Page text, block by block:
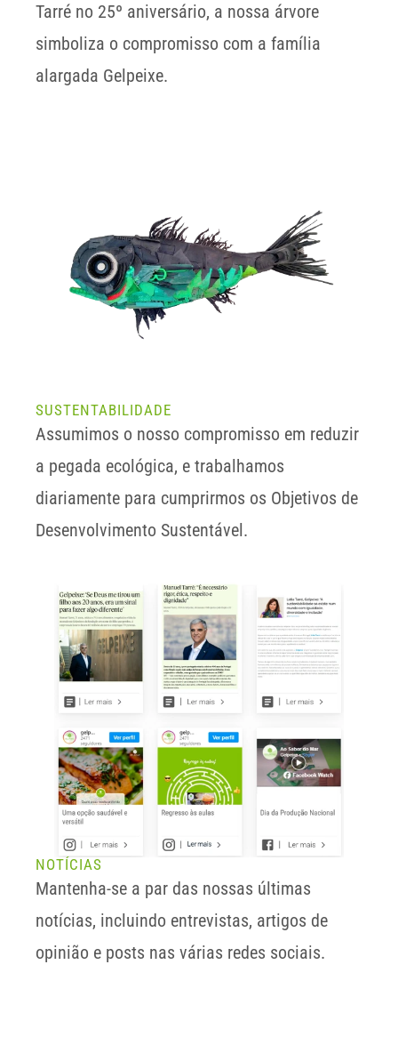
Tarré no 25º aniversário, a nossa árvore
simboliza o compromisso com a família
alargada Gelpeixe.
SUSTENTABILIDADE
Assumimos o nosso compromisso em reduzir
a pegada ecológica, e trabalhamos
diariamente para cumprirmos os Objetivos de
Desenvolvimento Sustentável.
NOTÍCIAS
Mantenha-se a par das nossas últimas
notícias, incluindo entrevistas, artigos de
opinião e posts nas várias redes sociais.